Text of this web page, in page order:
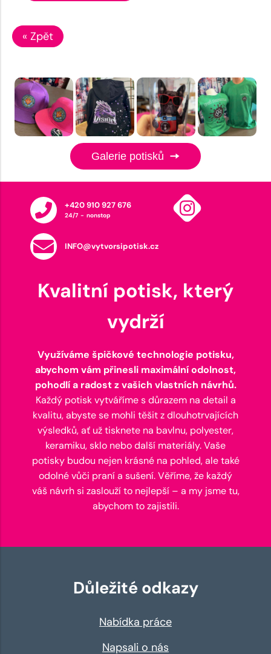
« Zpět
Galerie potisků
+420 910 927 676
24/7 - nonstop
INFO@vytvorsipotisk.cz
Kvalitní potisk, který
vydrží
Využíváme špičkové technologie potisku,
abychom vám přinesli maximální odolnost,
pohodlí a radost z vašich vlastních návrhů.
Každý potisk vytváříme s důrazem na detail a
kvalitu, abyste se mohli těšit z dlouhotrvajících
výsledků, ať už tisknete na bavlnu, polyester,
keramiku, sklo nebo další materiály. Vaše
potisky budou nejen krásné na pohled, ale také
odolné vůči praní a sušení. Věříme, že každý
váš návrh si zaslouží to nejlepší – a my jsme tu,
abychom to zajistili.
Důležité odkazy
Nabídka práce
Napsali o nás